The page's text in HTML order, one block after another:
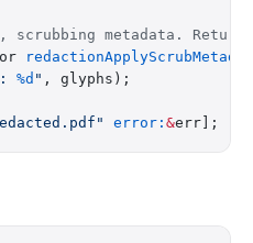
metadata. Returns
%d " , glyphs);
error: &err];